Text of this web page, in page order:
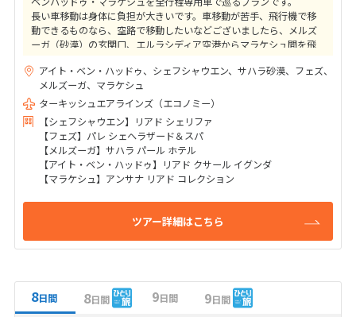
長い車移動は身体に負担が大きいです。車移動が苦手、飛行機で移
動できるものなら、空路で移動したいなどございましたら、メルズ
ーガ（砂漠）の玄関口、エルラシディア空港からマラケシュ間を飛
アイト・ベン・ハッドゥ、シェフシャウエン、サハラ砂漠、フェズ、
メルズーガ、マラケシュ
ターキッシュエアラインズ（エコノミー）
【シェフシャウエン】リアド シェリファ
【フェズ】パレ シェヘラザード＆スパ
【メルズーガ】サハラ パール ホテル
【アイト・ベン・ハッドゥ】リアド クサール イグンダ
【マラケシュ】アンサナ リアド コレクション
ツアー詳細はこちら
8日間 8日間 9日間 9日間